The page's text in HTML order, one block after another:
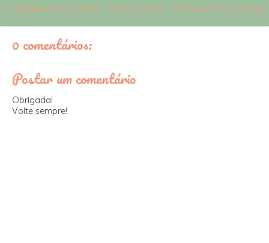
Postagem mais recente Postagem mais antiga
Página inicial
0 comentários:
Postar um comentário
Obrigada!
Volte sempre!